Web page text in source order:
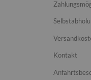
Kontakt